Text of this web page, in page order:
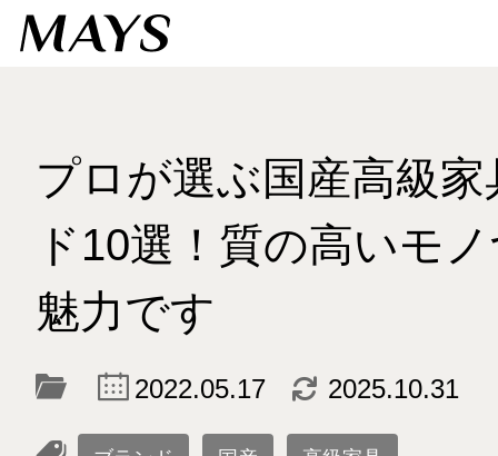
プロが選ぶ国産高級
ド10選！質の高いモ
魅力です
c d 2022.05.17 2025.10.31